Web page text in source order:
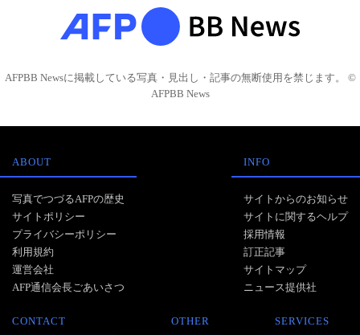
AFPBB Newsに掲載している写真・見出し・記事の無断使用を禁じます。 ©
AFPBB News
ABOUT
写真でつづるAFPの歴史
サイトポリシー
プライバシーポリシー
利用規約
運営会社
AFP通信会長ごあいさつ
INFO
サイトからのお知らせ
サイトに関するヘルプ
採用情報
訂正記事
サイトマップ
ニュース提供社
CONTACT OTHER SERVICES